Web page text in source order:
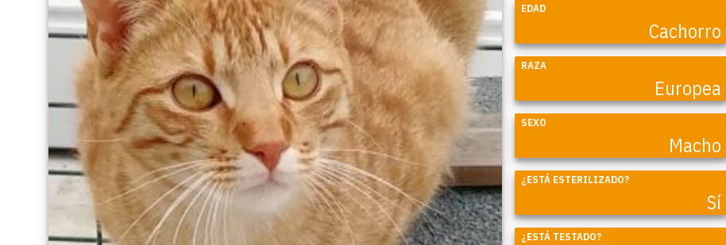
EDAD
Cachorro
RAZA
Europea
SEXO
Macho
¿ESTÁ ESTERILIZADO?
Sí
¿ESTÁ TESTADO?